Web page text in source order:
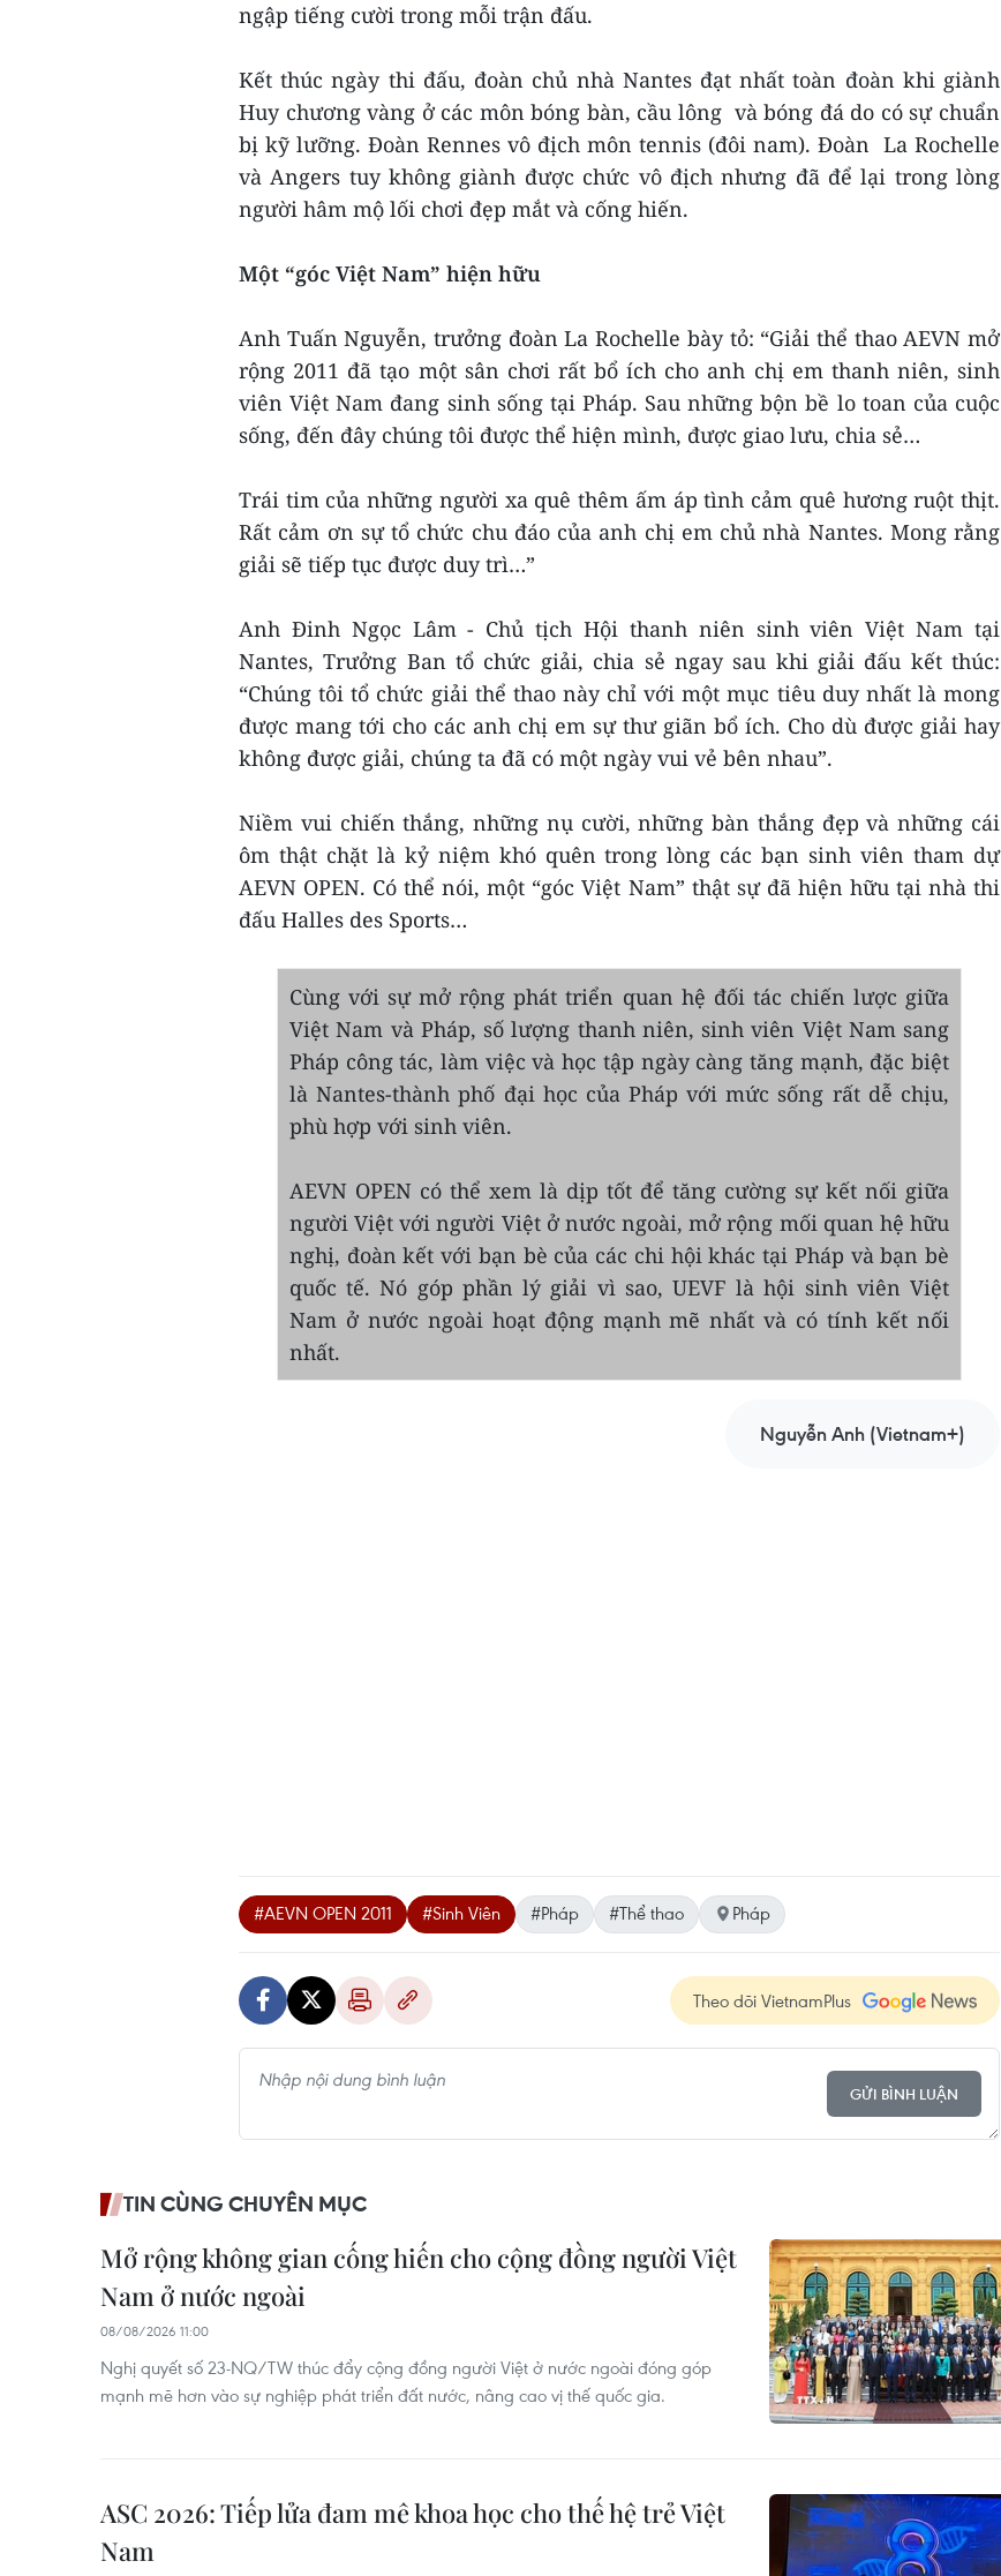
ngập tiếng cười trong mỗi trận đấu.
Kết thúc ngày thi đấu, đoàn chủ nhà Nantes đạt nhất toàn đoàn khi giành
Huy chương vàng ở các môn bóng bàn, cầu lông và bóng đá do có sự chuẩn
bị kỹ lưỡng. Đoàn Rennes vô địch môn tennis (đôi nam). Đoàn La Rochelle
và Angers tuy không giành được chức vô địch nhưng đã để lại trong lòng
người hâm mộ lối chơi đẹp mắt và cống hiến.
Một “góc Việt Nam” hiện hữu
Anh Tuấn Nguyễn, trưởng đoàn La Rochelle bày tỏ: “Giải thể thao AEVN mở
rộng 2011 đã tạo một sân chơi rất bổ ích cho anh chị em thanh niên, sinh
viên Việt Nam đang sinh sống tại Pháp. Sau những bộn bề lo toan của cuộc
sống, đến đây chúng tôi được thể hiện mình, được giao lưu, chia sẻ…
Trái tim của những người xa quê thêm ấm áp tình cảm quê hương ruột thịt.
Rất cảm ơn sự tổ chức chu đáo của anh chị em chủ nhà Nantes. Mong rằng
giải sẽ tiếp tục được duy trì…”
Anh Đinh Ngọc Lâm - Chủ tịch Hội thanh niên sinh viên Việt Nam tại
Nantes, Trưởng Ban tổ chức giải, chia sẻ ngay sau khi giải đấu kết thúc:
“Chúng tôi tổ chức giải thể thao này chỉ với một mục tiêu duy nhất là mong
được mang tới cho các anh chị em sự thư giãn bổ ích. Cho dù được giải hay
không được giải, chúng ta đã có một ngày vui vẻ bên nhau”.
Niềm vui chiến thắng, những nụ cười, những bàn thắng đẹp và những cái
ôm thật chặt là kỷ niệm khó quên trong lòng các bạn sinh viên tham dự
AEVN OPEN. Có thể nói, một “góc Việt Nam” thật sự đã hiện hữu tại nhà thi
đấu Halles des Sports…
Cùng với sự mở rộng phát triển quan hệ đối tác chiến lược giữa
Việt Nam và Pháp, số lượng thanh niên, sinh viên Việt Nam sang
Pháp công tác, làm việc và học tập ngày càng tăng mạnh, đặc biệt
là Nantes-thành phố đại học của Pháp với mức sống rất dễ chịu,
phù hợp với sinh viên.
AEVN OPEN có thể xem là dịp tốt để tăng cường sự kết nối giữa
người Việt với người Việt ở nước ngoài, mở rộng mối quan hệ hữu
nghị, đoàn kết với bạn bè của các chi hội khác tại Pháp và bạn bè
quốc tế. Nó góp phần lý giải vì sao, UEVF là hội sinh viên Việt
Nam ở nước ngoài hoạt động mạnh mẽ nhất và có tính kết nối
nhất.
Nguyễn Anh (Vietnam+)
#AEVN OPEN 2011 #Sinh Viên #Pháp #Thể thao Pháp
Theo dõi VietnamPlus
GỬI BÌNH LUẬN
TIN CÙNG CHUYÊN MỤC
Mở rộng không gian cống hiến cho cộng đồng người Việt
Nam ở nước ngoài
08/08/2026 11:00
Nghị quyết số 23-NQ/TW thúc đẩy cộng đồng người Việt ở nước ngoài đóng góp
mạnh mẽ hơn vào sự nghiệp phát triển đất nước, nâng cao vị thế quốc gia.
ASC 2026: Tiếp lửa đam mê khoa học cho thế hệ trẻ Việt
Nam